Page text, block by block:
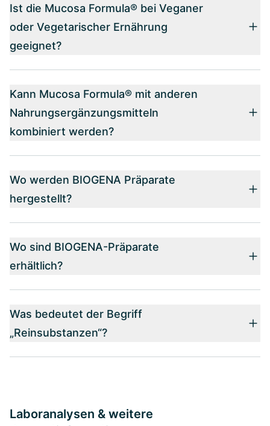
Ist die Mucosa Formula® bei Veganer
oder Vegetarischer Ernährung
geeignet?
Kann Mucosa Formula® mit anderen
Nahrungsergänzungsmitteln
kombiniert werden?
Wo werden BIOGENA Präparate
hergestellt?
Wo sind BIOGENA-Präparate
erhältlich?
Was bedeutet der Begriff
„Reinsubstanzen“?
Laboranalysen & weitere